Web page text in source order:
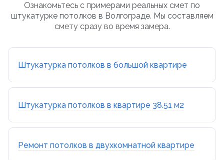
Ознакомьтесь с примерами реальных смет по
штукатурке потолков в Волгограде. Мы составляем
смету сразу во время замера.
Штукатурка потолков в большой квартире
Штукатурка потолков в квартире 38.51 м2
Ремонт потолков в двухкомнатной квартире